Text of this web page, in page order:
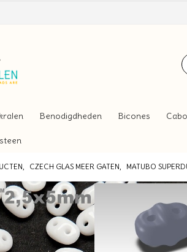
Benodigdheden Bicones
, CZECH GLAS MEER GATEN, MATUBO